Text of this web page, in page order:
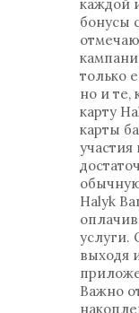
каждой
бонусы
только
но и те,
карту
карты
Halyk
услуги.
выходя
Важно